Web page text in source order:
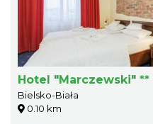
Hotel "Marczewski" **
Bielsko-Biała
0.10 km